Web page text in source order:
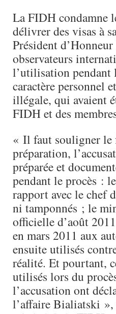
La FIDH condamne
délivrer des visas à
Président
observateurs
l’utilisation pendant
caractère personnel
illégale, qui avaient
FIDH et des
« Il faut souligner le
préparation,
préparée et
pendant le procès :
rapport avec le chef
ni tamponnés ; le
officielle d’août
en mars 2011 aux
ensuite utilisés
réalité. Et pourtant,
utilisés lors du
l’accusation ont
l’affaire Bialiatski »,